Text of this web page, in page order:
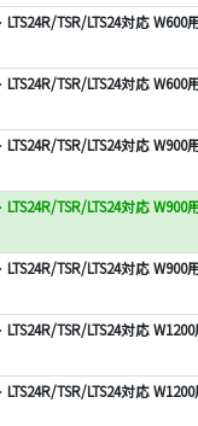
TSR/LTS24対応 W600
TSR/LTS24対応 W600
TSR/LTS24対応 W900
TSR/LTS24対応 W900
TSR/LTS24対応 W900
TSR/LTS24対応
TSR/LTS24対応